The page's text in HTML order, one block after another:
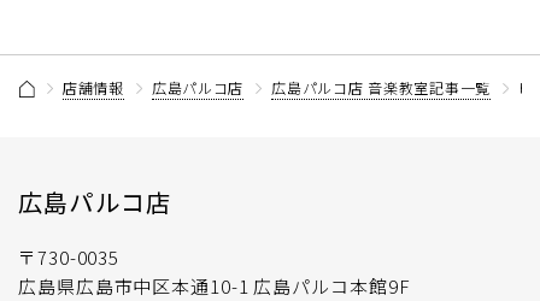
店舗情報 広島パルコ店 広島パルコ店 音楽教室記事一覧
広島パルコ店
〒730-0035
広島県広島市中区本通10-1 広島パルコ本館9F